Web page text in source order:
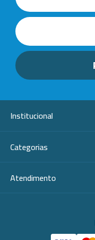
Institucional
Categorias
Atendimento